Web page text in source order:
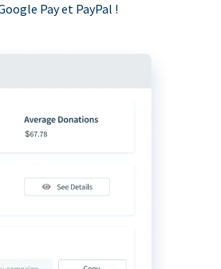
Pay et PayPal !